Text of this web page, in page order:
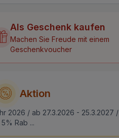
Als Geschenk kaufen
Machen Sie Freude mit einem
Geschenkvoucher
Aktion
2026 / ab 27.3.2026 - 25.3.2027 /
Rab ...